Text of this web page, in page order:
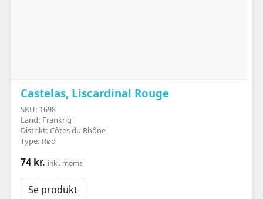
Castelas, Liscardinal Rouge
SKU: 1698
Land: Frankrig
Distrikt: Côtes du Rhône
Type: Rød
74 kr. inkl. moms
Se produkt